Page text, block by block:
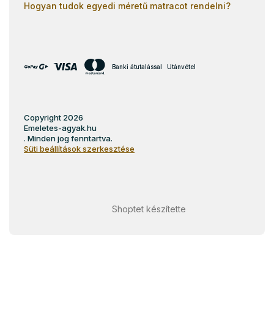
Hogyan tudok egyedi méretű matracot rendelni?
Banki átutalással Utánvétel
Shoptet készítette
Copyright 2026
Emeletes-agyak.hu
. Minden jog fenntartva.
Süti beállítások szerkesztése